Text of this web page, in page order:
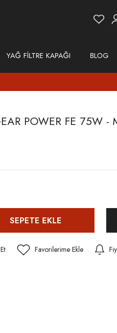
YAĞ FİLTRE KAPAĞI BLOG
POWER FE 75W -
SEPETE EKLE